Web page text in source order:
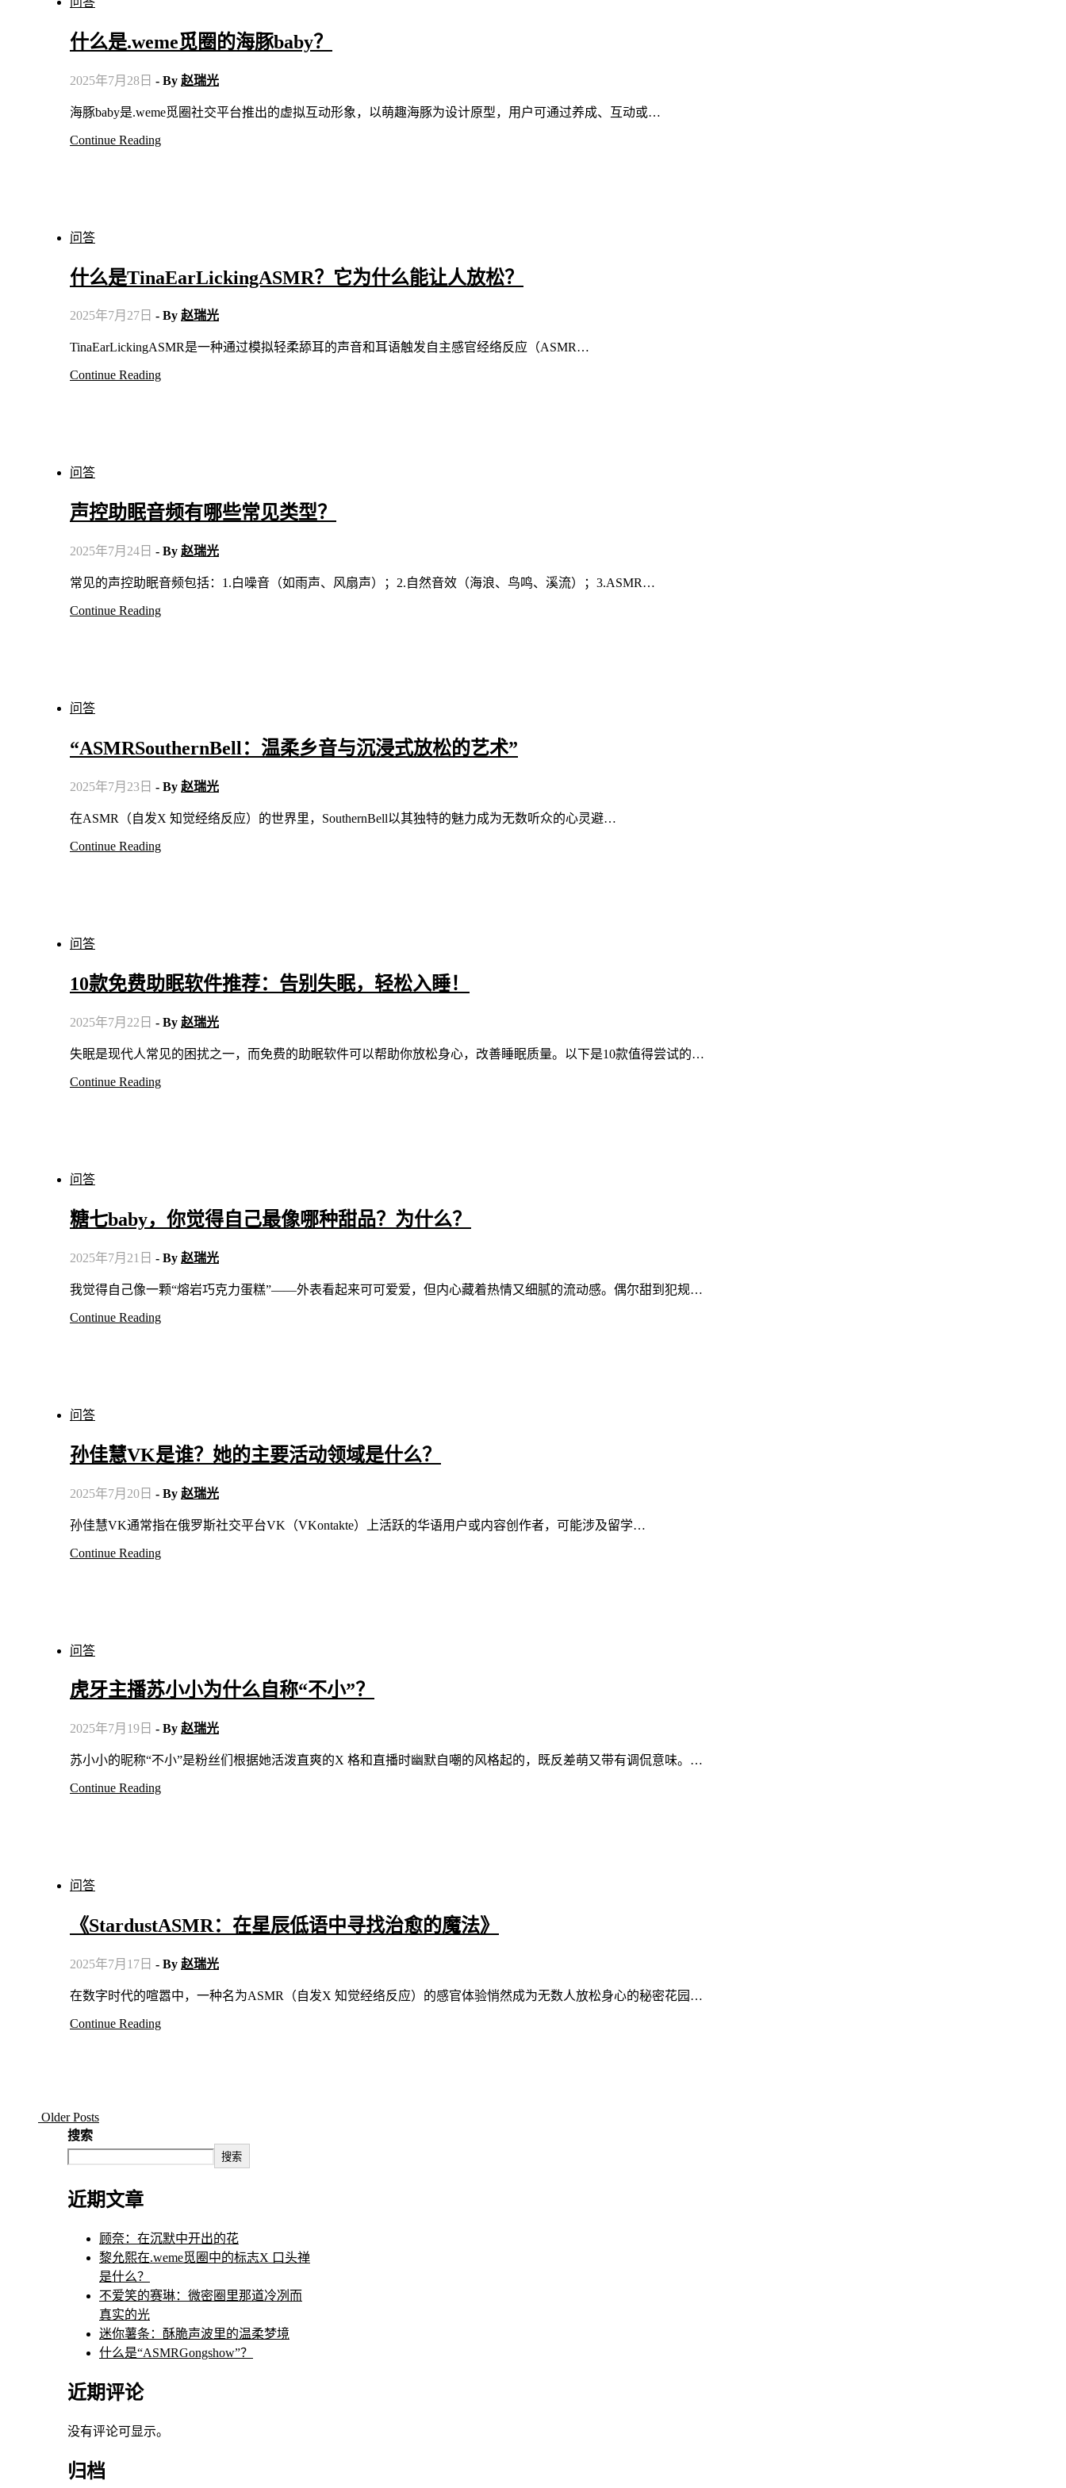
什么是.weme觅圈的海豚baby？
2025年7月28日 - By 赵瑞光
海豚baby是.weme觅圈社交平台推出的虚拟互动形象，以萌趣海豚为设计原型，用户可通过养成、互动或…
Continue Reading
问答
什么是TinaEarLickingASMR？它为什么能让人放松？
2025年7月27日 - By 赵瑞光
TinaEarLickingASMR是一种通过模拟轻柔舔耳的声音和耳语触发自主感官经络反应（ASMR…
Continue Reading
问答
声控助眠音频有哪些常见类型？
2025年7月24日 - By 赵瑞光
常见的声控助眠音频包括：1.白噪音（如雨声、风扇声）；2.自然音效（海浪、鸟鸣、溪流）；3.ASMR…
Continue Reading
问答
“ASMRSouthernBell：温柔乡音与沉浸式放松的艺术”
2025年7月23日 - By 赵瑞光
在ASMR（自发X 知觉经络反应）的世界里，SouthernBell以其独特的魅力成为无数听众的心灵避…
Continue Reading
问答
10款免费助眠软件推荐：告别失眠，轻松入睡！
2025年7月22日 - By 赵瑞光
失眠是现代人常见的困扰之一，而免费的助眠软件可以帮助你放松身心，改善睡眠质量。以下是10款值得尝试的…
Continue Reading
问答
糖七baby，你觉得自己最像哪种甜品？为什么？
2025年7月21日 - By 赵瑞光
我觉得自己像一颗“熔岩巧克力蛋糕”——外表看起来可可爱爱，但内心藏着热情又细腻的流动感。偶尔甜到犯规…
Continue Reading
问答
孙佳慧VK是谁？她的主要活动领域是什么？
2025年7月20日 - By 赵瑞光
孙佳慧VK通常指在俄罗斯社交平台VK（VKontakte）上活跃的华语用户或内容创作者，可能涉及留学…
Continue Reading
问答
虎牙主播苏小小为什么自称“不小”？
2025年7月19日 - By 赵瑞光
苏小小的昵称“不小”是粉丝们根据她活泼直爽的X 格和直播时幽默自嘲的风格起的，既反差萌又带有调侃意味。…
Continue Reading
问答
《StardustASMR：在星辰低语中寻找治愈的魔法》
2025年7月17日 - By 赵瑞光
在数字时代的喧嚣中，一种名为ASMR（自发X 知觉经络反应）的感官体验悄然成为无数人放松身心的秘密花园…
Continue Reading
Older Posts
搜索
搜索
近期文章
顾奈：在沉默中开出的花
黎允熙在.weme觅圈中的标志X 口头禅
是什么？
不爱笑的赛琳：微密圈里那道冷冽而
真实的光
迷你薯条：酥脆声波里的温柔梦境
什么是“ASMRGongshow”？
近期评论
没有评论可显示。
归档